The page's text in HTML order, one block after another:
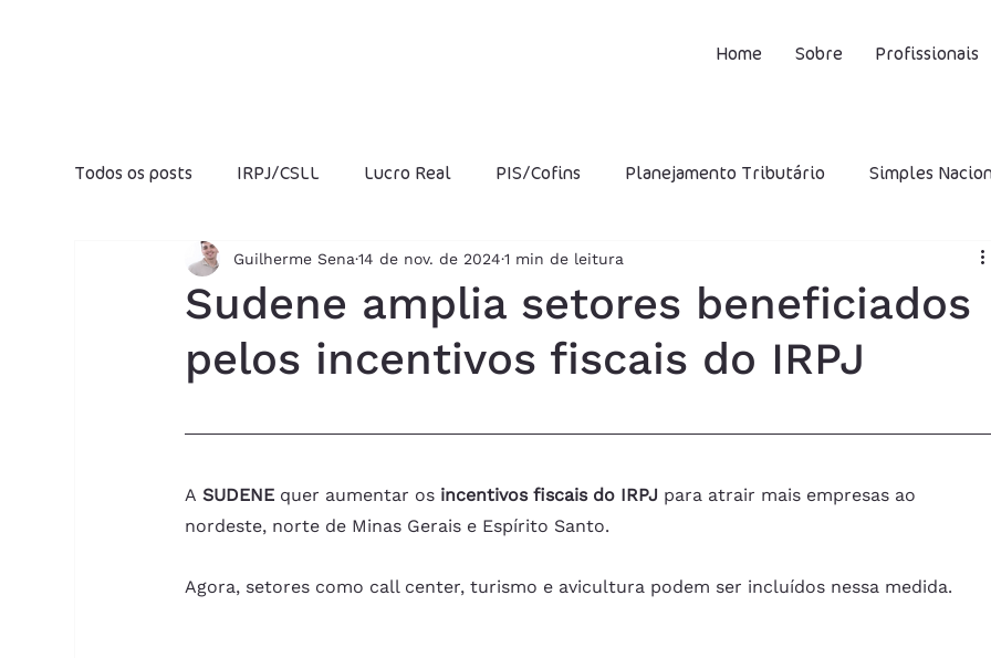
Home Sobre Profissionais
Todos os posts IRPJ/CSLL Lucro Real PIS/Cofins Planejamento Tributário Simples
Fraudes Fiscais Jeitinho Brasileiro ICMS ISS
Folha de salários Produtividade Lucro Presumido CFOP DIFAL Capital Próprio
Previdência Social Reforma Tributária Multa
Sudene amplia setores beneficiados
pelos incentivos fiscais do IRPJ
Guilherme Sena14 de nov. de 20241 min de leitura
A SUDENE quer aumentar os incentivos fiscais do IRPJ para atrair mais empresas ao
nordeste, norte de Minas Gerais e Espírito Santo.
Agora, setores como call center, turismo e avicultura podem ser incluídos nessa medida.